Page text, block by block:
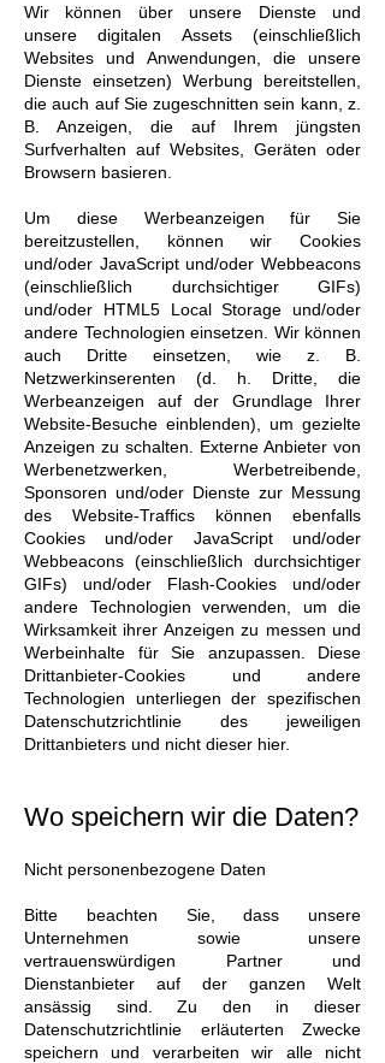
Wir können über unsere Dienste und
unsere digitalen Assets (einschließlich
Websites und Anwendungen, die unsere
Dienste einsetzen) Werbung bereitstellen,
die auch auf Sie zugeschnitten sein kann, z.
B. Anzeigen, die auf Ihrem jüngsten
Surfverhalten auf Websites, Geräten oder
Browsern basieren.
Um diese Werbeanzeigen für Sie
bereitzustellen, können wir Cookies
und/oder JavaScript und/oder Webbeacons
(einschließlich durchsichtiger GIFs)
und/oder HTML5 Local Storage und/oder
andere Technologien einsetzen. Wir können
auch Dritte einsetzen, wie z. B.
Netzwerkinserenten (d. h. Dritte, die
Werbeanzeigen auf der Grundlage Ihrer
Website-Besuche einblenden), um gezielte
Anzeigen zu schalten. Externe Anbieter von
Werbenetzwerken, Werbetreibende,
Sponsoren und/oder Dienste zur Messung
des Website-Traffics können ebenfalls
Cookies und/oder JavaScript und/oder
Webbeacons (einschließlich durchsichtiger
GIFs) und/oder Flash-Cookies und/oder
andere Technologien verwenden, um die
Wirksamkeit ihrer Anzeigen zu messen und
Werbeinhalte für Sie anzupassen. Diese
Drittanbieter-Cookies und andere
Technologien unterliegen der spezifischen
Datenschutzrichtlinie des jeweiligen
Drittanbieters und nicht dieser hier.
Wo speichern wir die Daten?
Nicht personenbezogene Daten
Bitte beachten Sie, dass unsere
Unternehmen sowie unsere
vertrauenswürdigen Partner und
Dienstanbieter auf der ganzen Welt
ansässig sind. Zu den in dieser
Datenschutzrichtlinie erläuterten Zwecke
speichern und verarbeiten wir alle nicht